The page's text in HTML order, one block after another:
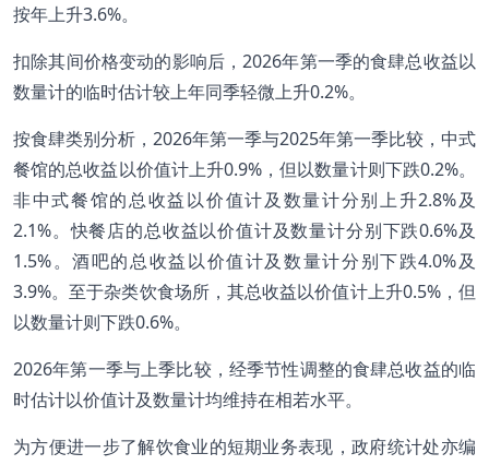
按年上升3.6%。
扣除其间价格变动的影响后，2026年第一季的食肆总收益以
数量计的临时估计较上年同季轻微上升0.2%。
按食肆类别分析，2026年第一季与2025年第一季比较，中式
餐馆的总收益以价值计上升0.9%，但以数量计则下跌0.2%。
非中式餐馆的总收益以价值计及数量计分别上升2.8%及
2.1%。快餐店的总收益以价值计及数量计分别下跌0.6%及
1.5%。酒吧的总收益以价值计及数量计分别下跌4.0%及
3.9%。至于杂类饮食场所，其总收益以价值计上升0.5%，但
以数量计则下跌0.6%。
2026年第一季与上季比较，经季节性调整的食肆总收益的临
时估计以价值计及数量计均维持在相若水平。
为方便进一步了解饮食业的短期业务表现，政府统计处亦编